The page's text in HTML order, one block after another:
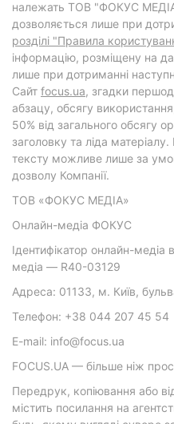
належать ТОВ "ФОКУС
дозволяється лише при
розділі "Правила
інформацію, розміщену на
лише при дотриманні
Cайт focus.ua, згадки
абзацу, обсягу
50% від загального обсягу
заголовку та ліда
тексту можливе лише за
дозволу Компанії.
ТОВ «ФОКУС МЕДІА»
Онлайн-медіа ФОКУС
Ідентифікатор онлайн-медіа
медіа — R40-03129
Адреса: 01133, м. Київ,
Телефон: +38 044 207 45 54
E-mail: info@focus.ua
FOCUS.UA — більше ніж
Передрук, копіювання або
містить посилання на